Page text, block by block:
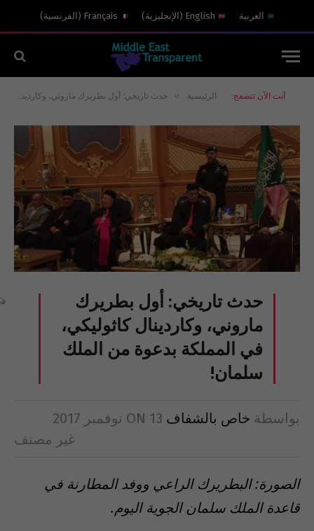
العربية English
( الإنجليزية)
Français
( الفرنسية)
أنت الآن تتصفح: الرئيسية » حدث تاريخي: أول بطريرك ماروني، وكاردينال كاثوليكي، في المملكة بدعوة من الملك سلمان!
حدث تاريخي: أول بطريرك
ماروني، وكاردينال كاثوليكي،
في المملكة بدعوة من الملك
سلمان!
بواسطة خاص بالشفاف ON 13 نوفمبر 2017
غير مصنف
الصورة: البطريرك الراعي ووفد المطارنة في
قاعدة الملك سلمان الجوية اليوم.